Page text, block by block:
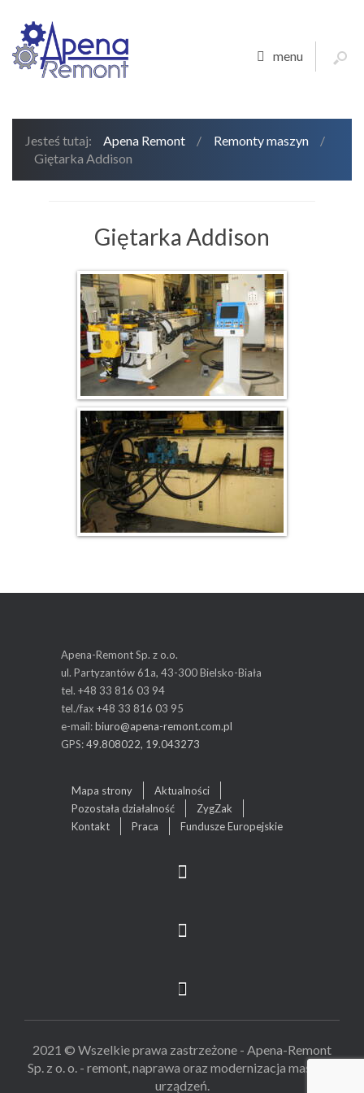
menu
Jesteś tutaj: Apena Remont / Remonty maszyn
/
Giętarka Addison
Giętarka Addison
Apena-Remont Sp. z o.o.
ul. Partyzantów 61a, 43-300 Bielsko-Biała
tel. +48 33 816 03 94
tel./fax +48 33 816 03 95
e-mail:biuro@apena-remont.com.pl
GPS:49.808022, 19.043273
Mapa strony
Aktualności
Pozostała działalność
ZygZak
Kontakt
Praca Fundusze Europejskie
2021 © Wszelkie prawa zastrzeżone - Apena-Remont
Sp. z o. o. - remont, naprawa oraz modernizacja maszyn i
urządzeń.